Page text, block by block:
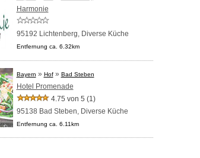
Harmonie
95192 Lichtenberg, Diverse Küche
Entfernung ca. 6.32km
Bayern » Hof» Bad Steben
Hotel Promenade
4.75 von 5 (1)
95138 Bad Steben, Diverse Küche
Entfernung ca. 6.11km